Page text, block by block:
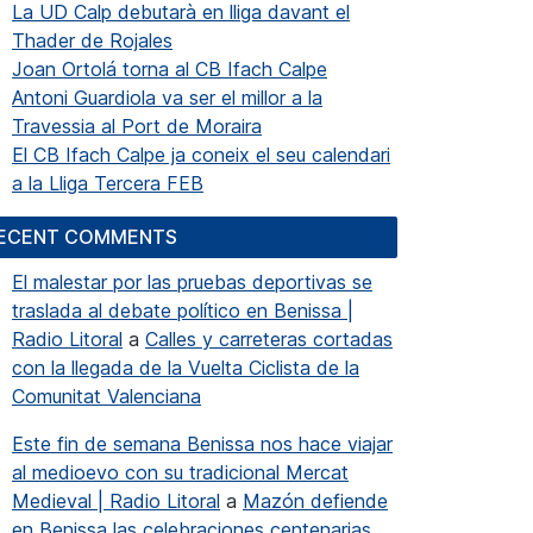
La UD Calp debutarà en lliga davant el
Thader de Rojales
Joan Ortolá torna al CB Ifach Calpe
Antoni Guardiola va ser el millor a la
Travessia al Port de Moraira
El CB Ifach Calpe ja coneix el seu calendari
a la Lliga Tercera FEB
COMMENTS
El malestar por las pruebas deportivas se
traslada al debate político en Benissa |
Radio Litoral a Calles y carreteras cortadas
con la llegada de la Vuelta Ciclista de la
Comunitat Valenciana
Este fin de semana Benissa nos hace viajar
al medioevo con su tradicional Mercat
Medieval | Radio Litoral a Mazón defiende